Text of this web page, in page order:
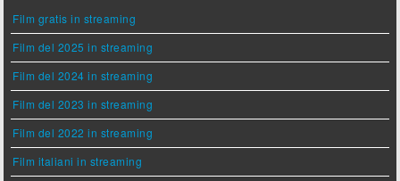
Film gratis in streaming
Film del 2025 in streaming
Film del 2024 in streaming
Film del 2023 in streaming
Film del 2022 in streaming
Film italiani in streaming